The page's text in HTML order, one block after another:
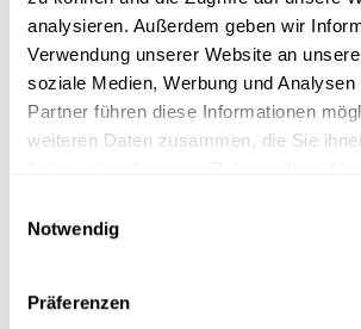
analysieren. Außerdem geben wir
Verwendung unserer Website an
soziale Medien, Werbung und
Partner führen diese Informationen
weiteren Daten zusammen, die Sie
Notwendig
Präferenzen
Lehrbetrieb des